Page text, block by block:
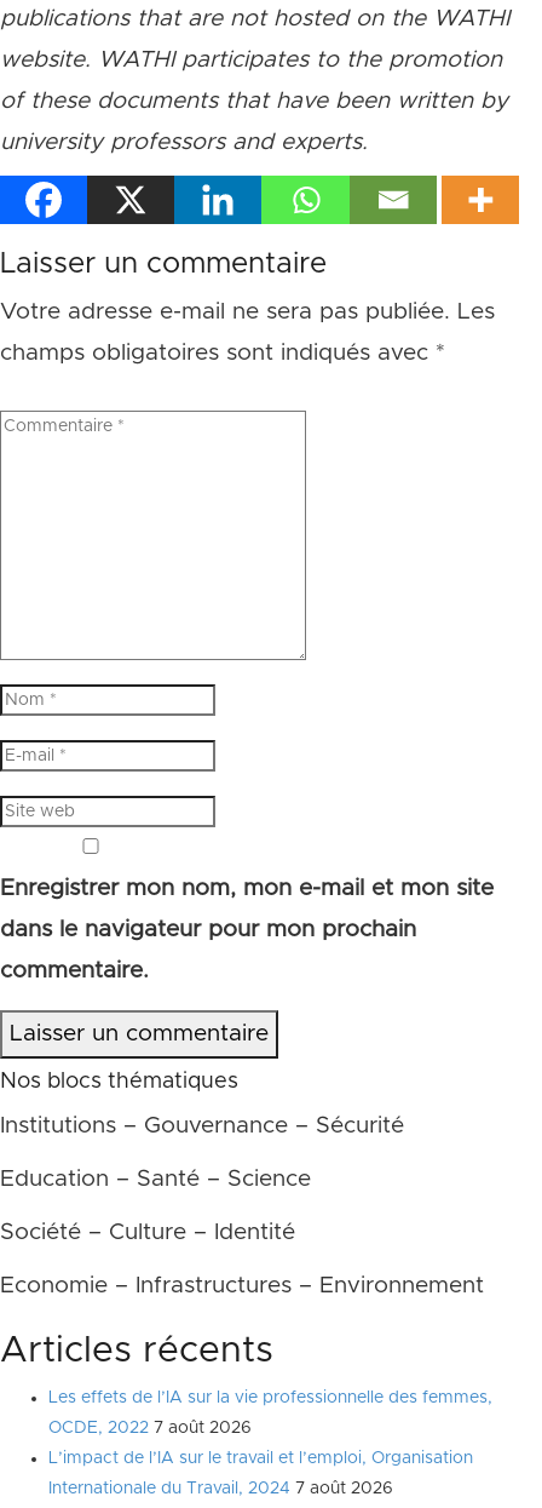
publications that are not hosted on the WATHI
website. WATHI participates to the promotion
of these documents that have been written by
university professors and experts.
Laisser un commentaire
Votre adresse e-mail ne sera pas publiée. Les
champs obligatoires sont indiqués avec *
Enregistrer mon nom, mon e-mail et mon site
dans le navigateur pour mon prochain
commentaire.
Laisser un commentaire
Nos blocs thématiques
Institutions – Gouvernance – Sécurité
Education – Santé – Science
Société – Culture – Identité
Economie – Infrastructures – Environnement
Articles récents
Les effets de l’IA sur la vie professionnelle des femmes,
OCDE, 2022 7 août 2026
L’impact de l’IA sur le travail et l’emploi, Organisation
Internationale du Travail, 2024 7 août 2026